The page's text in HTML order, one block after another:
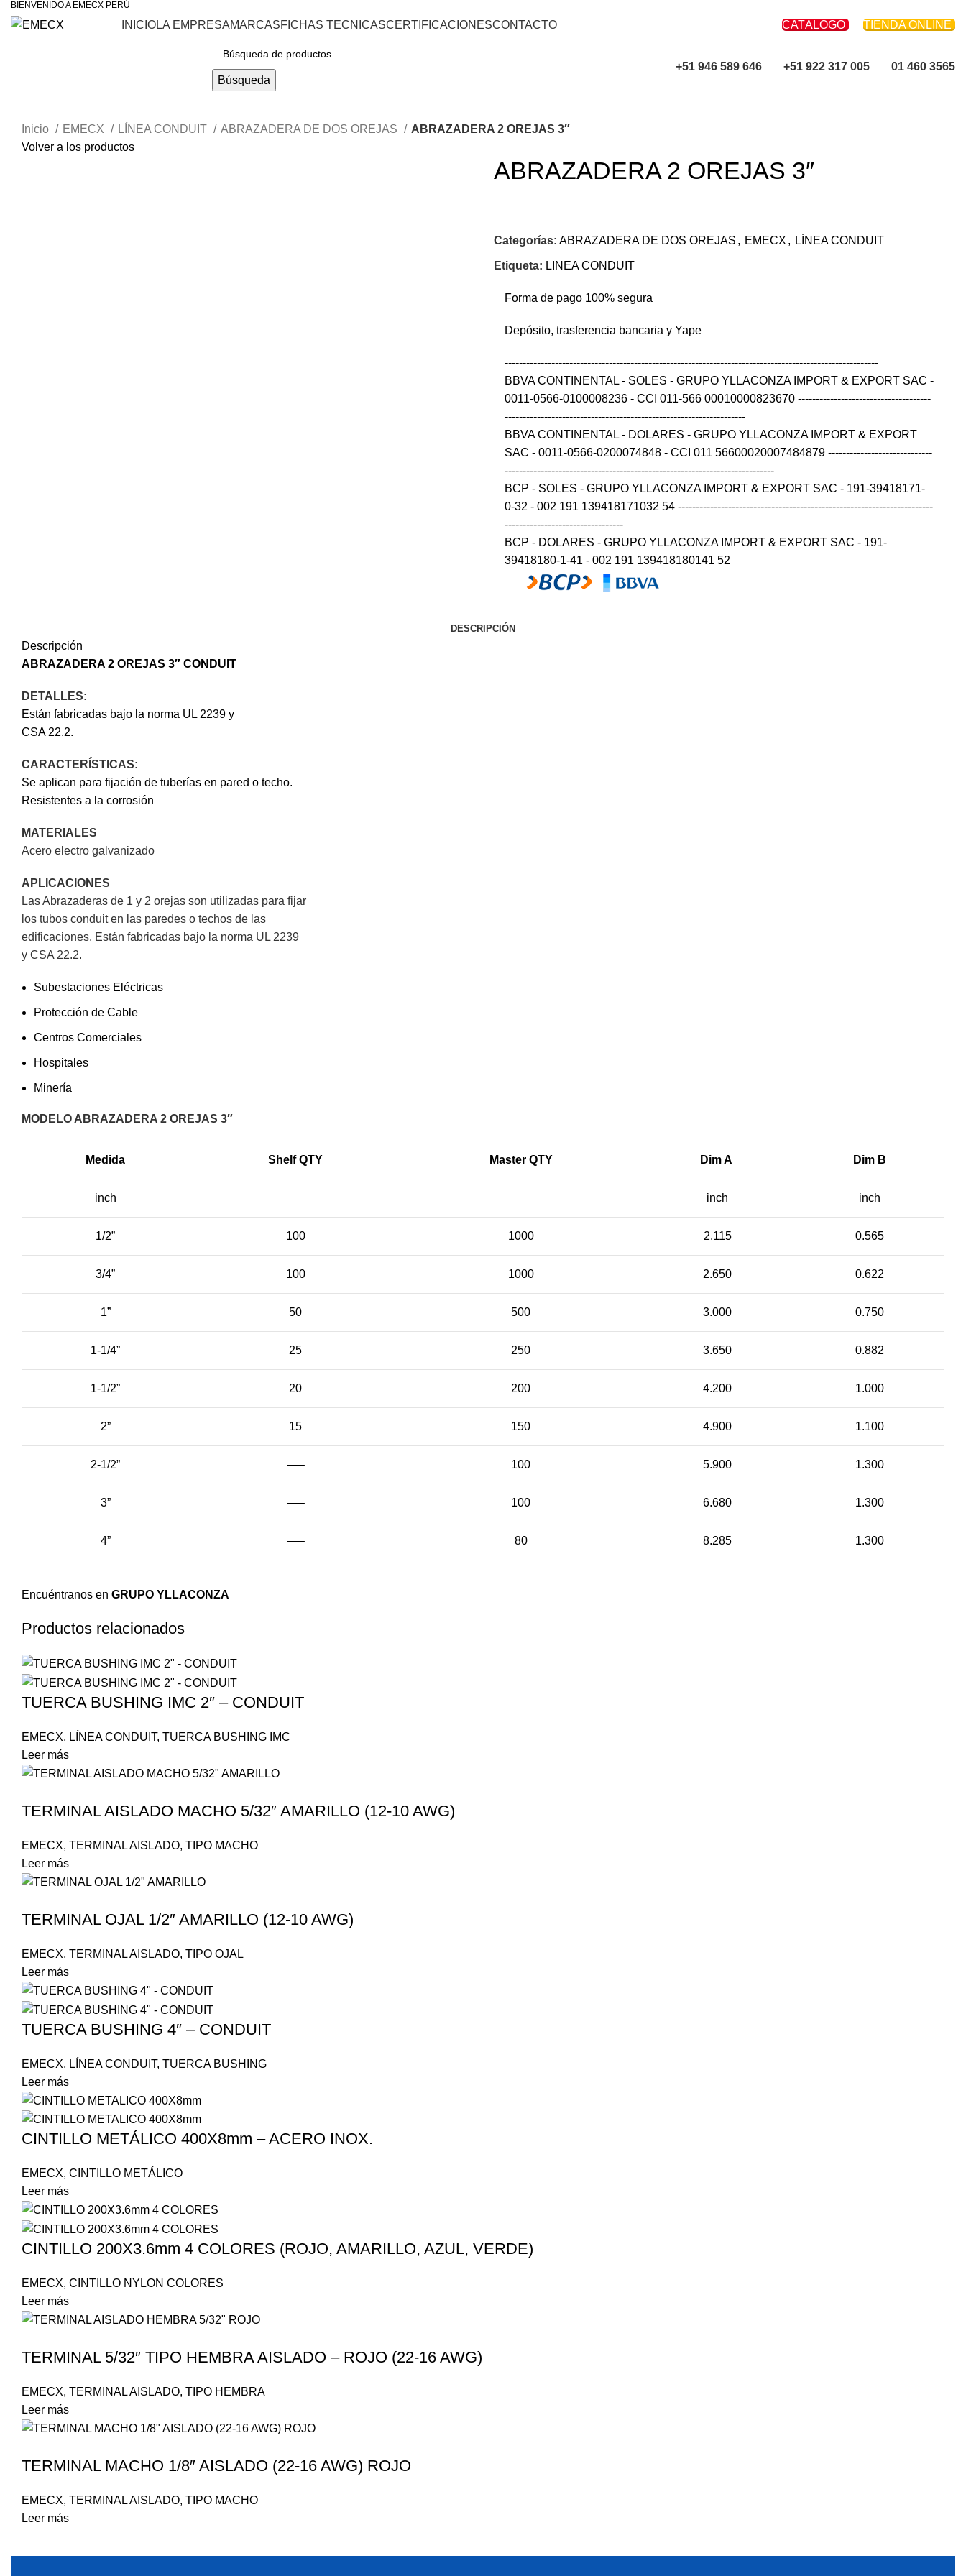
BIENVENIDO A EMECX PERÚ
INICIOLA EMPRESAMARCASFICHAS TECNICASCERTIFICACIONESCONTACTO CATÁLOGO TIENDA ONLINE
Búsqueda
+51 946 589 646 +51 922 317 005 01 460 3565
Inicio EMECX LÍNEA CONDUIT ABRAZADERA DE DOS OREJAS
ABRAZADERA 2 OREJAS 3″
Volver a los productos
ABRAZADERA 2 OREJAS 3″
Categorías: ABRAZADERA DE DOS OREJAS , EMECX , LÍNEA CONDUIT
Etiqueta: LINEA CONDUIT
Forma de pago 100% segura
Depósito, trasferencia bancaria y Yape
--------------------------------------------------------------------------------------------------------
BBVA CONTINENTAL - SOLES - GRUPO YLLACONZA IMPORT & EXPORT SAC -
0011-0566-0100008236 - CCI 011-566 00010000823670 -------------------------------------
-------------------------------------------------------------------
BBVA CONTINENTAL - DOLARES - GRUPO YLLACONZA IMPORT & EXPORT
SAC - 0011-0566-0200074848 - CCI 011 56600020007484879 -----------------------------
---------------------------------------------------------------------------
BCP - SOLES - GRUPO YLLACONZA IMPORT & EXPORT SAC - 191-39418171-
0-32 - 002 191 139418171032 54 -----------------------------------------------------------------------
---------------------------------
BCP - DOLARES - GRUPO YLLACONZA IMPORT & EXPORT SAC - 191-
39418180-1-41 - 002 191 139418180141 52
DESCRIPCIÓN
Descripción
ABRAZADERA 2 OREJAS 3″ CONDUIT
DETALLES:
Están fabricadas bajo la norma UL 2239 y
CSA 22.2.
CARACTERÍSTICAS:
Se aplican para fijación de tuberías en pared o techo.
Resistentes a la corrosión
MATERIALES
Acero electro galvanizado
APLICACIONES
Las Abrazaderas de 1 y 2 orejas son utilizadas para fijar
los tubos conduit en las paredes o techos de las
edificaciones. Están fabricadas bajo la norma UL 2239
y CSA 22.2.
Subestaciones Eléctricas
Protección de Cable
Centros Comerciales
Hospitales
Minería
MODELO ABRAZADERA 2 OREJAS 3″
Medida Shelf QTY Master QTY Dim A Dim B
inch inch inch
1/2” 100 1000 2.115 0.565
3/4” 100 1000 2.650 0.622
1” 50 500 3.000 0.750
1-1/4” 25 250 3.650 0.882
1-1/2” 20 200 4.200 1.000
2” 15 150 4.900 1.100
2-1/2” —– 100 5.900 1.300
3” —– 100 6.680 1.300
4” —– 80 8.285 1.300
Encuéntranos en GRUPO YLLACONZA
Productos relacionados
TUERCA BUSHING IMC 2″ – CONDUIT
EMECX, LÍNEA CONDUIT, TUERCA BUSHING IMC
Leer más
TERMINAL AISLADO MACHO 5/32″ AMARILLO (12-10 AWG)
EMECX, TERMINAL AISLADO, TIPO MACHO
Leer más
TERMINAL OJAL 1/2″ AMARILLO (12-10 AWG)
EMECX, TERMINAL AISLADO, TIPO OJAL
Leer más
TUERCA BUSHING 4″ – CONDUIT
EMECX, LÍNEA CONDUIT, TUERCA BUSHING
Leer más
CINTILLO METÁLICO 400X8mm – ACERO INOX.
EMECX, CINTILLO METÁLICO
Leer más
CINTILLO 200X3.6mm 4 COLORES (ROJO, AMARILLO, AZUL, VERDE)
EMECX, CINTILLO NYLON COLORES
Leer más
TERMINAL 5/32″ TIPO HEMBRA AISLADO – ROJO (22-16 AWG)
EMECX, TERMINAL AISLADO, TIPO HEMBRA
Leer más
TERMINAL MACHO 1/8″ AISLADO (22-16 AWG) ROJO
EMECX, TERMINAL AISLADO, TIPO MACHO
Leer más